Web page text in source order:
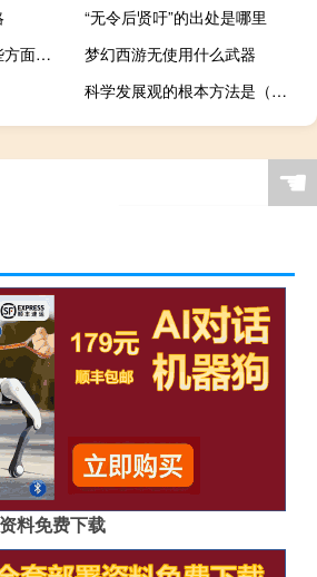
“无令后贤吁”的出处是哪里
生态环境污染包括哪些方面（生态环境污染）
梦幻西游无使用什么武器
科学发展观的根本方法是（科学发展观的基本要求是）
☚
料免费下载